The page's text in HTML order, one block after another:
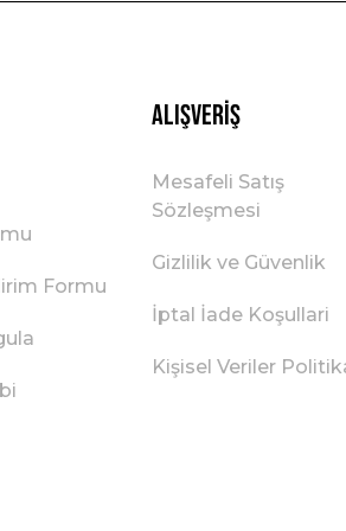
Formu
Alışveriş
Mesafeli Satış
Sözleşmesi
Gizlilik ve Güvenlik
İptal İade Koşullari
Kişisel Veriler